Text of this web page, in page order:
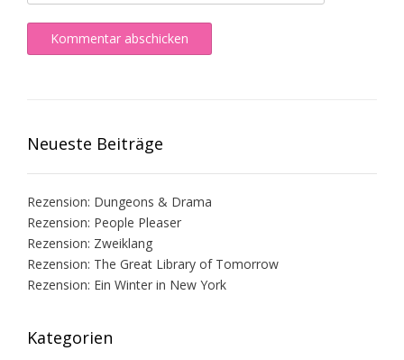
Neueste Beiträge
Rezension: Dungeons & Drama
Rezension: People Pleaser
Rezension: Zweiklang
Rezension: The Great Library of Tomorrow
Rezension: Ein Winter in New York
Kategorien